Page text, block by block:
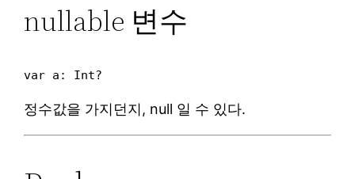
nullable 변수
정수값을 가지던지, null 일 수 있다.